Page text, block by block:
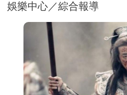
娛樂中心／綜合報導